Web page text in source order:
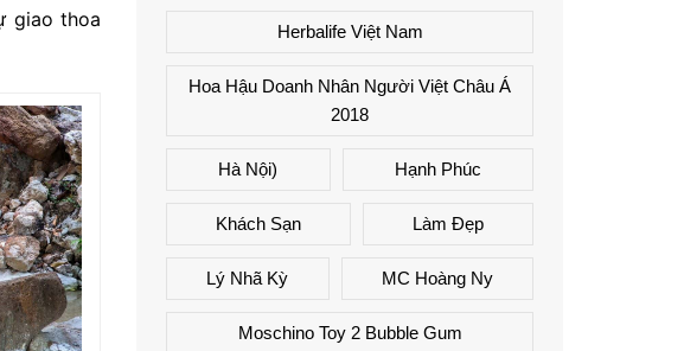
giao thoa
Herbalife Việt Nam
Hoa Hậu Doanh Nhân Người Việt Châu Á
2018
Hà Nội) Hạnh Phúc
Khách Sạn Làm Đẹp
Lý Nhã Kỳ MC Hoàng Ny
Moschino Toy 2 Bubble Gum